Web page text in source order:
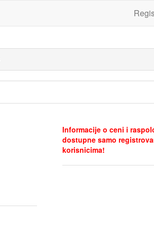
Informacije o ceni i
dostupne samo
korisnicima!